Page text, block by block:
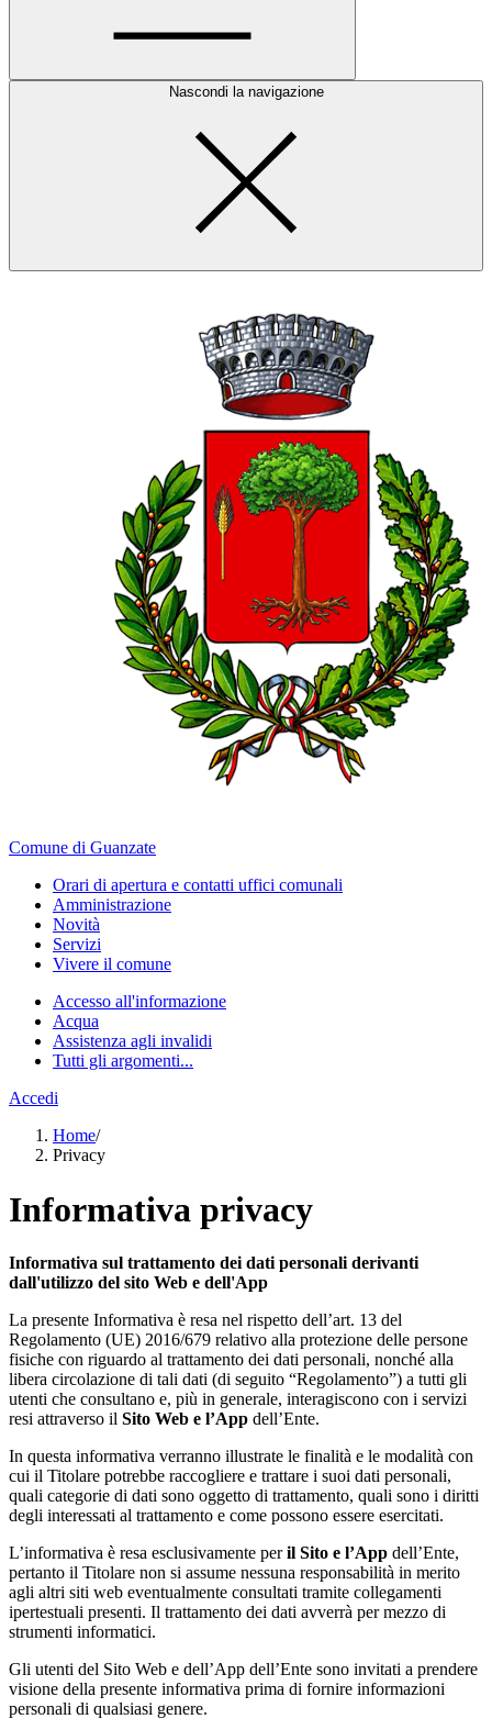
Nascondi la navigazione
Comune di Guanzate
Orari di apertura e contatti uffici comunali
Amministrazione
Novità
Servizi
Vivere il comune
Accesso all'informazione
Acqua
Assistenza agli invalidi
Tutti gli argomenti...
Accedi
Home/
Privacy
Informativa privacy
Informativa sul trattamento dei dati personali derivanti
dall'utilizzo del sito Web e dell'App
La presente Informativa è resa nel rispetto dell’art. 13 del
Regolamento (UE) 2016/679 relativo alla protezione delle persone
fisiche con riguardo al trattamento dei dati personali, nonché alla
libera circolazione di tali dati (di seguito “Regolamento”) a tutti gli
utenti che consultano e, più in generale, interagiscono con i servizi
resi attraverso il Sito Web e l’App dell’Ente.
In questa informativa verranno illustrate le finalità e le modalità con
cui il Titolare potrebbe raccogliere e trattare i suoi dati personali,
quali categorie di dati sono oggetto di trattamento, quali sono i diritti
degli interessati al trattamento e come possono essere esercitati.
L’informativa è resa esclusivamente peril Sito e l’App dell’Ente,
pertanto il Titolare non si assume nessuna responsabilità in merito
agli altri siti web eventualmente consultati tramite collegamenti
ipertestuali presenti. Il trattamento dei dati avverrà per mezzo di
strumenti informatici.
Gli utenti del Sito Web e dell’App dell’Ente sono invitati a prendere
visione della presente informativa prima di fornire informazioni
personali di qualsiasi genere.